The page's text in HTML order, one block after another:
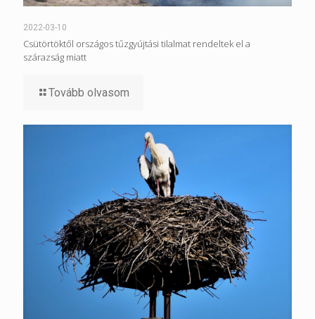
2022-03-10
Csütörtöktől országos tűzgyújtási tilalmat rendeltek el a
szárazság miatt
Tovább olvasom